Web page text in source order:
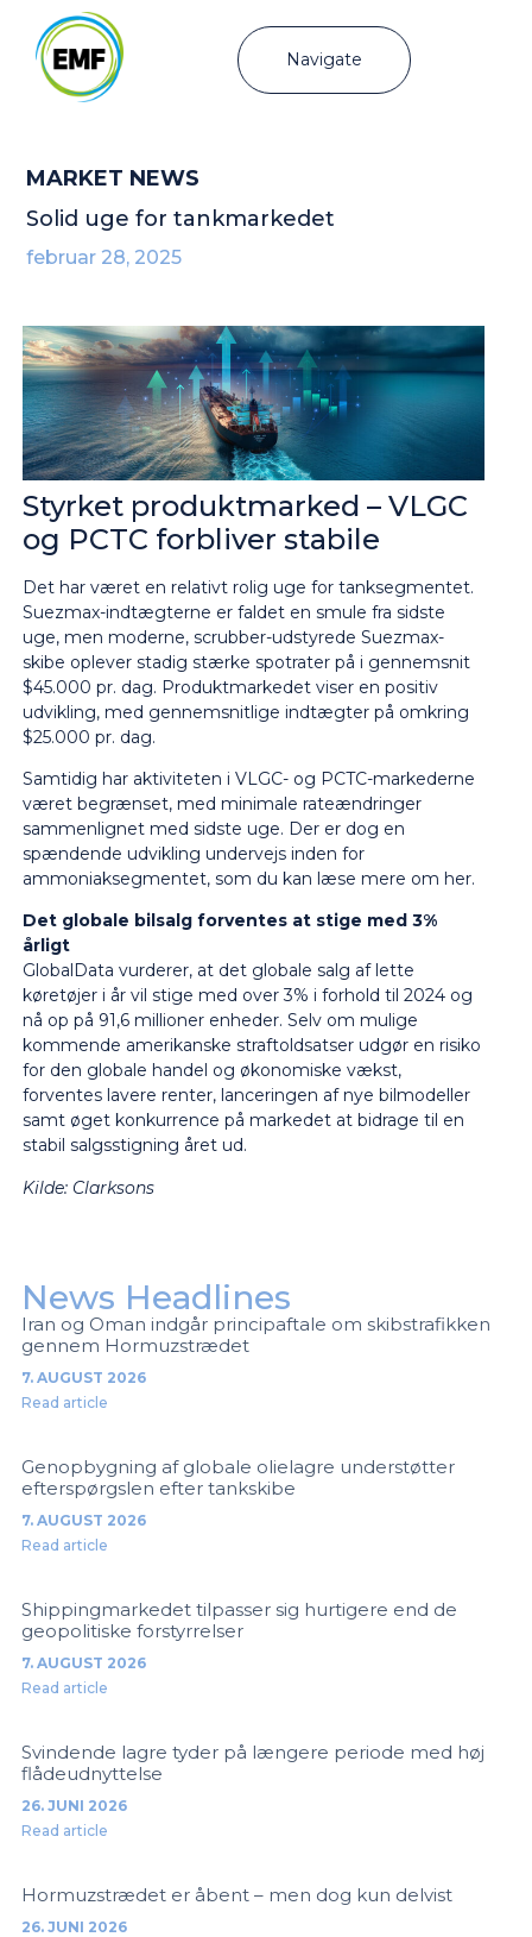
Navigate
MARKET NEWS
Solid uge for tankmarkedet
februar 28, 2025
Styrket produktmarked – VLGC
og PCTC forbliver stabile
Det har været en relativt rolig uge for tanksegmentet.
Suezmax-indtægterne er faldet en smule fra sidste
uge, men moderne, scrubber-udstyrede Suezmax-
skibe oplever stadig stærke spotrater på i gennemsnit
$45.000 pr. dag. Produktmarkedet viser en positiv
udvikling, med gennemsnitlige indtægter på omkring
$25.000 pr. dag.
Samtidig har aktiviteten i VLGC- og PCTC-markederne
været begrænset, med minimale rateændringer
sammenlignet med sidste uge. Der er dog en
spændende udvikling undervejs inden for
ammoniaksegmentet, som du kan læse mere om her.
Det globale bilsalg forventes at stige med 3%
årligt
GlobalData vurderer, at det globale salg af lette
køretøjer i år vil stige med over 3% i forhold til 2024 og
nå op på 91,6 millioner enheder. Selv om mulige
kommende amerikanske straftoldsatser udgør en risiko
for den globale handel og økonomiske vækst,
forventes lavere renter, lanceringen af nye bilmodeller
samt øget konkurrence på markedet at bidrage til en
stabil salgsstigning året ud.
Kilde: Clarksons
News Headlines
Iran og Oman indgår principaftale om skibstrafikken
gennem Hormuzstrædet
7. AUGUST 2026
Read article
Genopbygning af globale olielagre understøtter
efterspørgslen efter tankskibe
7. AUGUST 2026
Read article
Shippingmarkedet tilpasser sig hurtigere end de
geopolitiske forstyrrelser
7. AUGUST 2026
Read article
Svindende lagre tyder på længere periode med høj
flådeudnyttelse
26. JUNI 2026
Read article
Hormuzstrædet er åbent – men dog kun delvist
26. JUNI 2026